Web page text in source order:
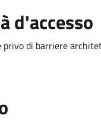
d'accesso
privo di barriere